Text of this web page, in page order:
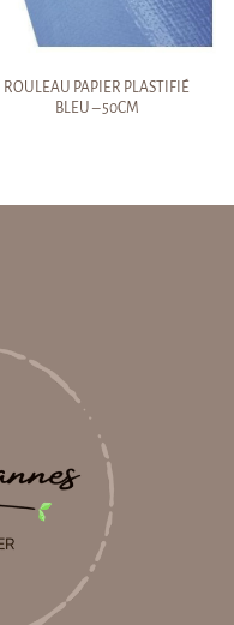
ROULEAU PAPIER PLASTIFIÉ
BLEU – 50CM